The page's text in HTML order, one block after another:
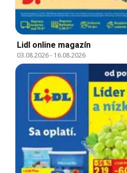
Lidl online magazín
03.08.2026- 16.08.2026